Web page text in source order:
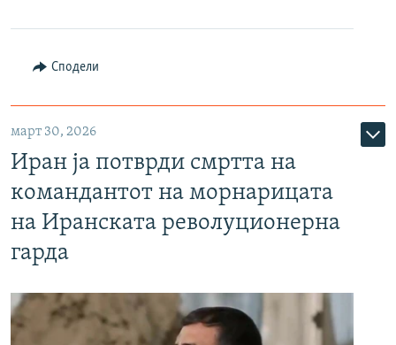
Сподели
март 30, 2026
Иран ја потврди смртта на
командантот на морнарицата
на Иранската револуционерна
гарда